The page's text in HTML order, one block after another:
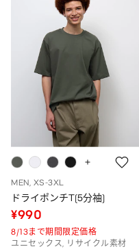
MEN, XS-3XL
ドライポンチT(5分袖)
¥990
8/13まで期間限定価格
ユニセックス, リサイクル素材